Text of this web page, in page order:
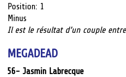
Position: 1
Minus
Il est le résultat d’un couple
MEGADEAD
56- Jasmin Labrecque